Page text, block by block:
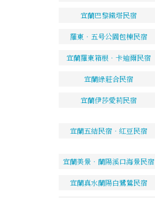
宜蘭巴黎鐵塔民宿
羅東．五号公園包棟民宿
宜蘭羅東箱根．卡迪爾民宿
宜蘭綠莊合民宿
宜蘭伊莎愛莉民宿
宜蘭五結民宿‧紅豆民宿
宜蘭美景．蘭陽溪口海景民宿
宜蘭真水蘭陽白鷺鷥民宿